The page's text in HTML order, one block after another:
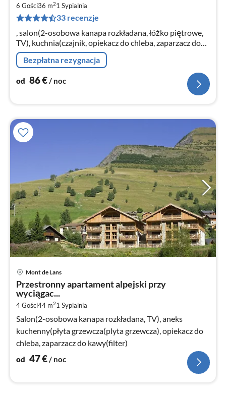
6 Gości36 m21 Sypialnia
33 recenzje
, salon(2-osobowa kanapa rozkładana, łóżko piętrowe,
TV), kuchnia(czajnik, opiekacz do chleba, zaparzacz do
kawy, kuchenka mikrofalowa, zmywarka do naczyń,
lodówka, zamrażarka, )
Bezpłatna rezygnacja
od 86€/ noc
Mont de Lans
Przestronny apartament alpejski przy
wyciągac...
4 Gości44 m21 Sypialnia
Salon(2-osobowa kanapa rozkładana, TV), aneks
kuchenny(płyta grzewcza(plyta grzewcza), opiekacz do
chleba, zaparzacz do kawy(filter)
od 47€/ noc